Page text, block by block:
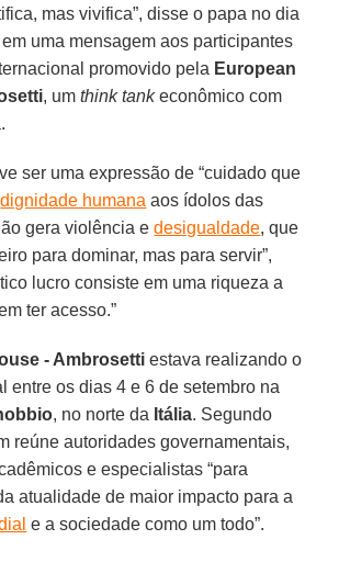
mas vivifica”, disse o papa no dia
uma mensagem aos participantes
promovido pela European
, umthink tankeconômico com
ser uma expressão de “cuidado que
dignidade humana aos ídolos das
gera violência edesigualdade, que
para dominar, mas para servir”,
lucro consiste em uma riqueza a
ter acesso.”
- Ambrosetti estava realizando o
entre os dias 4 e 6 de setembro na
, no norte da Itália. Segundo
reúne autoridades governamentais,
e especialistas “para
atualidade de maior impacto para a
e a sociedade como um todo”.